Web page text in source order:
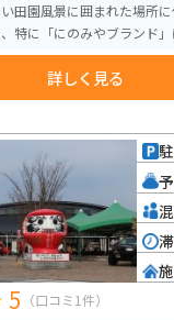
園風景に囲まれた場所に位
特に「にのみやブランド
います。旬な野菜や果物
も豊富に揃っています。 また、併設
食材をふんだんに使った
四季折々の景色を楽しめる
資料館」など、観光スポッ
県の魅力を満喫するツー
詳しく見る
5 （口コミ1件）